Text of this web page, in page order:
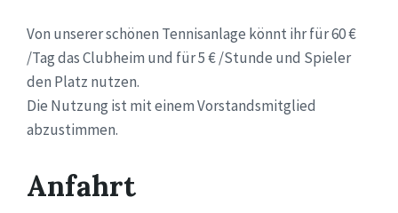
Von unserer schönen Tennisanlage könnt ihr für 60 €
/Tag das Clubheim und für 5 € /Stunde und Spieler
den Platz nutzen.
Die Nutzung ist mit einem Vorstandsmitglied
abzustimmen.
Anfahrt